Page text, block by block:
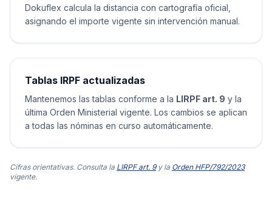
Dokuflex calcula la distancia con cartografía oficial,
asignando el importe vigente sin intervención manual.
Tablas IRPF actualizadas
Mantenemos las tablas conforme a la LIRPF art. 9 y la
última Orden Ministerial vigente. Los cambios se aplican
a todas las nóminas en curso automáticamente.
Cifras orientativas. Consulta la LIRPF art. 9y la Orden HFP/792/2023
vigente.